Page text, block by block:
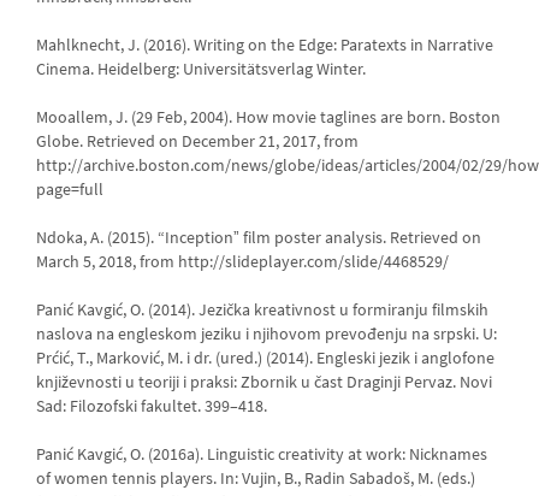
Mahlknecht, J. (2016). Writing on the Edge: Paratexts in Narrative
Cinema. Heidelberg: Universitätsverlag Winter.
Mooallem, J. (29 Feb, 2004). How movie taglines are born. Boston
Globe. Retrieved on December 21, 2017, from
http://archive.boston.com/news/globe/ideas/articles/2004/02/29/
page=full
Ndoka, A. (2015). “Inceptionˮ film poster analysis. Retrieved on
March 5, 2018, from http://slideplayer.com/slide/4468529/
Panić Kavgić, O. (2014). Jezička kreativnost u formiranju filmskih
naslova na engleskom jeziku i njihovom prevođenju na srpski. U:
Prćić, T., Marković, M. i dr. (ured.) (2014). Engleski jezik i anglofone
književnosti u teoriji i praksi: Zbornik u čast Draginji Pervaz. Novi
Sad: Filozofski fakultet. 399–418.
Panić Kavgić, O. (2016a). Linguistic creativity at work: Nicknames
of women tennis players. In: Vujin, B., Radin Sabadoš, M. (eds.)